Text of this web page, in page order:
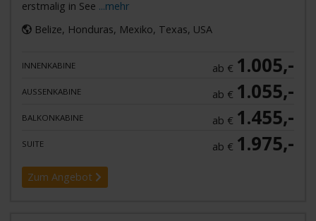
erstmalig in See ...mehr
Belize, Honduras, Mexiko, Texas, USA
INNENKABINE ab € 1.005,-
AUSSENKABINE ab € 1.055,-
BALKONKABINE ab € 1.455,-
SUITE ab € 1.975,-
Zum Angebot